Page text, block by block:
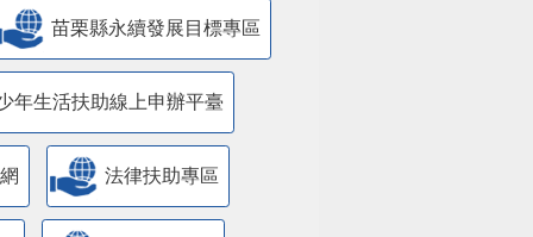
苗栗縣永續發展目標專區
年生活扶助線上申辦平臺
法律扶助專區